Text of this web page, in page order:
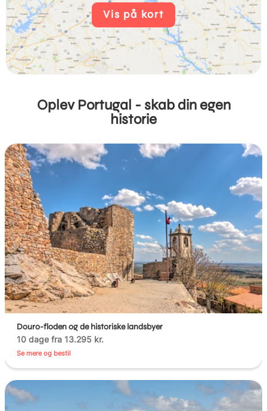
Vis på kort
Oplev Portugal - skab din egen
historie
Douro-floden og de historiske landsbyer
10 dage fra 13.295 kr.
Se mere og bestil